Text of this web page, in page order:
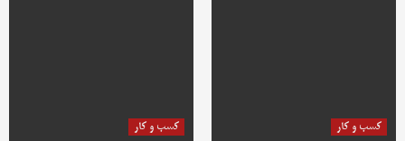
کسب و کار کسب و کار